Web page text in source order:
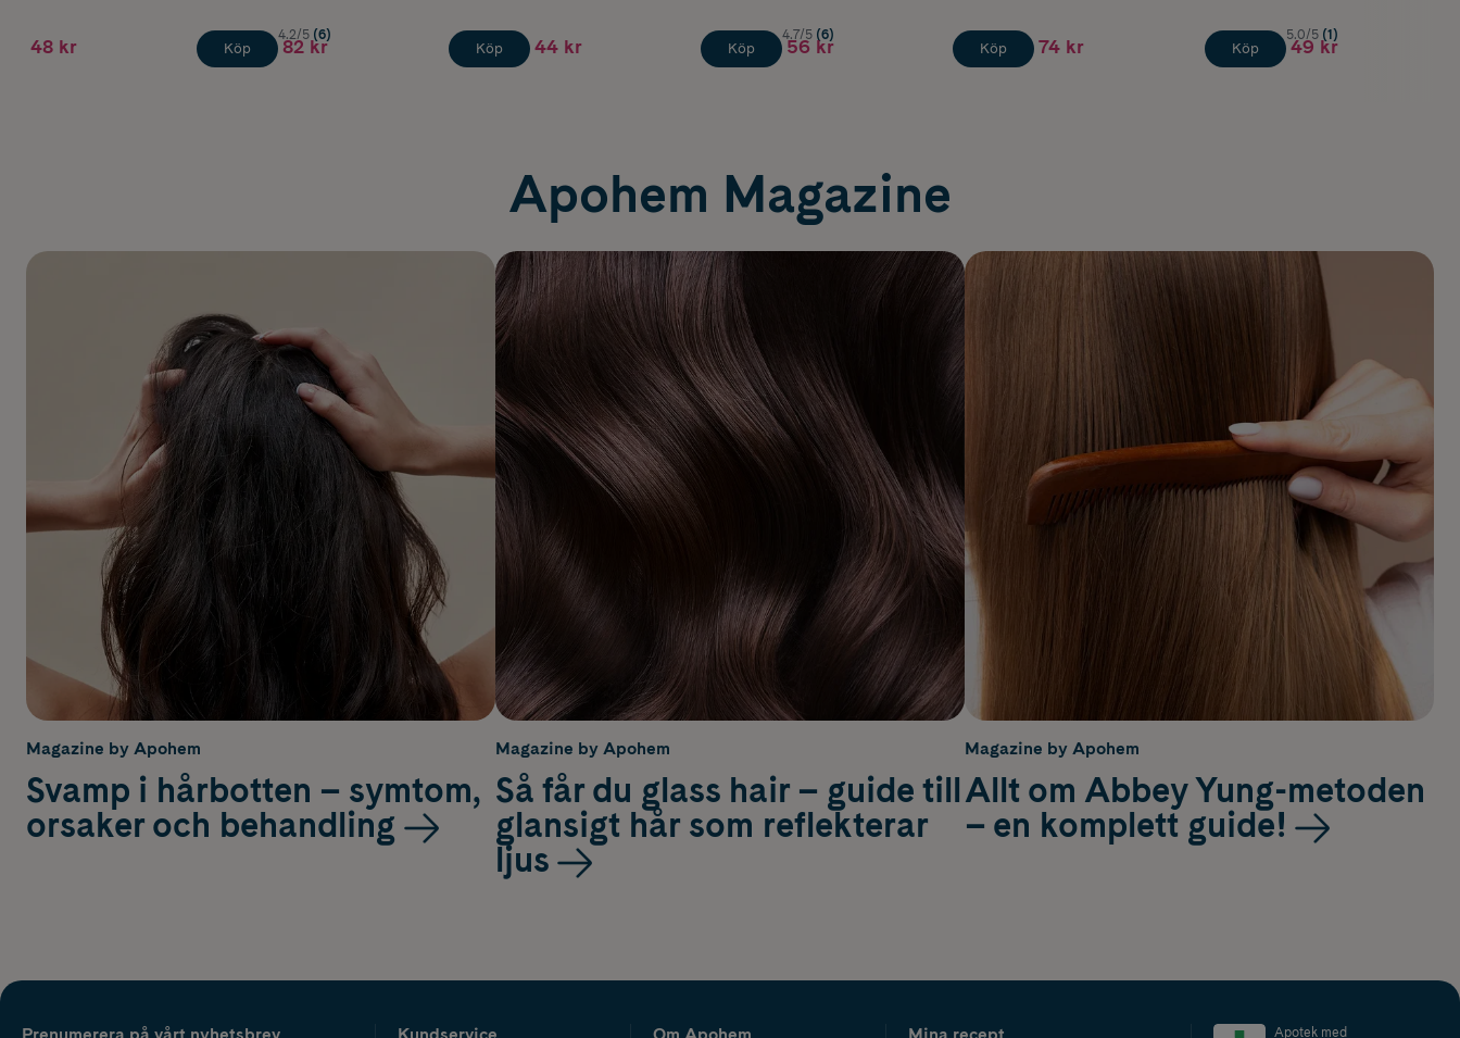
48 kr Köp
4.2/5 (6)
82 kr Köp 44 kr Köp
4.7/5 (6)
56 kr Köp 74 kr Köp
5.0/5 (1)
49 kr
Apohem Magazine
Magazine by Apohem
Svamp i hårbotten – symtom,
orsaker och behandling
Magazine by Apohem
Så får du glass hair – guide till
glansigt hår som reflekterar
ljus
Magazine by Apohem
Allt om Abbey Yung-metoden
– en komplett guide!
Apotek med